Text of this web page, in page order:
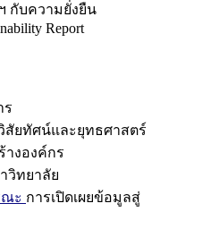
กับความยั่งยืน
Report
ร
สัยทัศน์และยุทธศาสตร์
างองค์กร
วิทยาลัย
ณะ การเปิดเผยข้อมูลสู่